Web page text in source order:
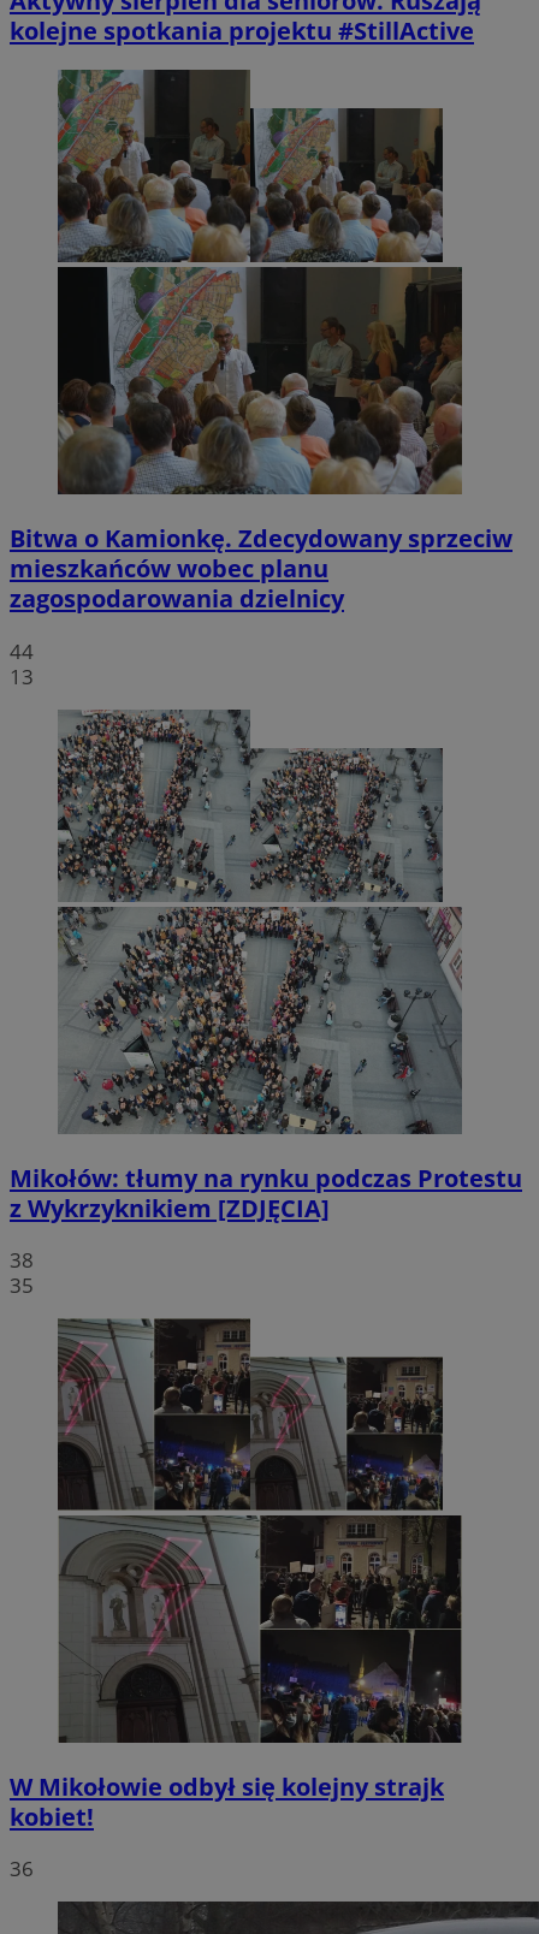
kolejne spotkania projektu #StillActive
Bitwa o Kamionkę. Zdecydowany sprzeciw
mieszkańców wobec planu
zagospodarowania dzielnicy
44
13
Mikołów: tłumy na rynku podczas Protestu
z Wykrzyknikiem [ZDJĘCIA]
38
35
W Mikołowie odbył się kolejny strajk
kobiet!
36